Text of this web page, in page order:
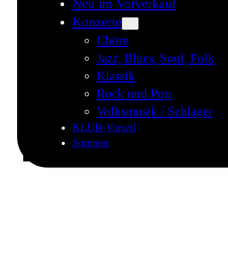
Neu im Vorverkauf
Konzerte
Chöre
Jazz, Blues, Soul, Folk
Klassik
Rock und Pop
Volksmusik / Schlager
KLUB-Vorteil
Sommer